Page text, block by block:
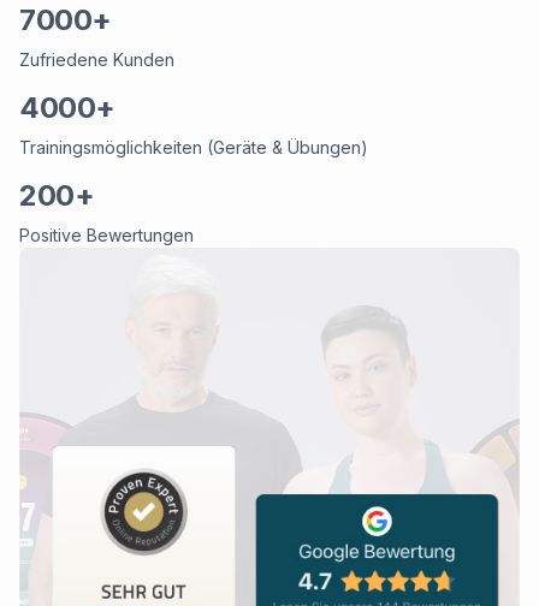
7000+
Zufriedene Kunden
4000+
Trainingsmöglichkeiten (Geräte & Übungen)
200+
Positive Bewertungen